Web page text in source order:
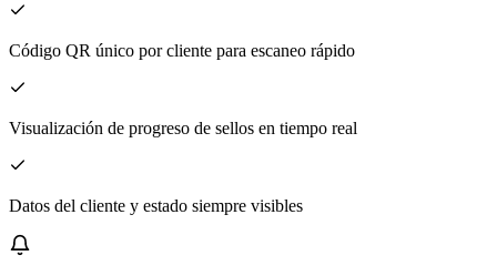
Código QR único por cliente para escaneo rápido
Visualización de progreso de sellos en tiempo real
Datos del cliente y estado siempre visibles